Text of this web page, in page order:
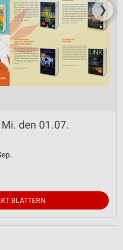
❯
den 01.07.
BLÄTTERN